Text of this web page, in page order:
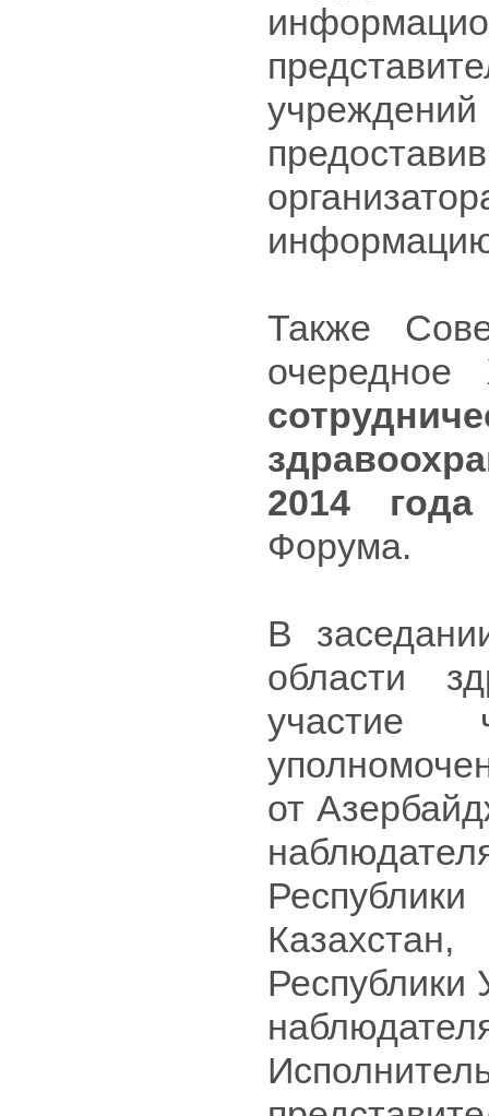
учреждений
Также
очередное
2014 года
Форума.
В
области
от
Республики